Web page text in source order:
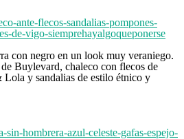
con negro en un look muy veraniego.
Buylevard, chaleco con flecos de
y sandalias de estilo étnico y